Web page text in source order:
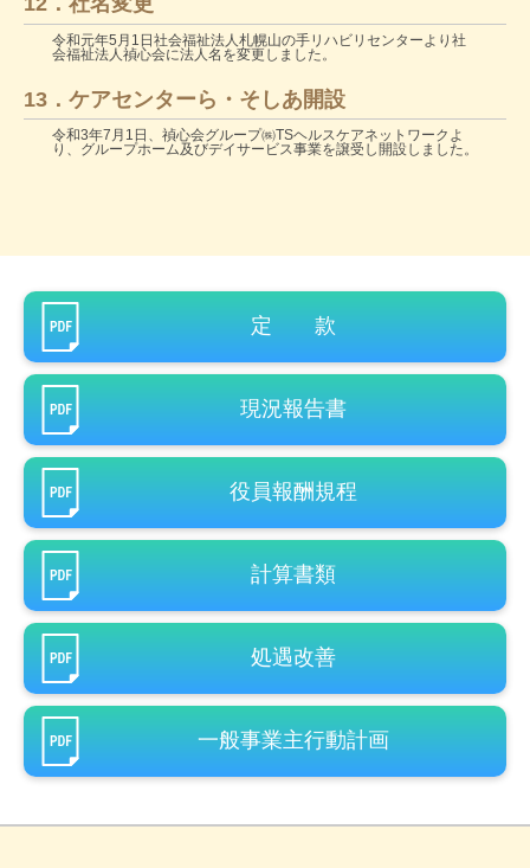
令和元年5月1日社会福祉法人札幌山の手リハビリセンターより社
会福祉法人禎心会に法人名を変更しました。
13．ケアセンターら・そしあ開設
令和3年7月1日、禎心会グループ㈱TSヘルスケアネットワークよ
り、グループホーム及びデイサービス事業を譲受し開設しました。
定 款
現況報告書
役員報酬規程
計算書類
処遇改善
一般事業主行動計画